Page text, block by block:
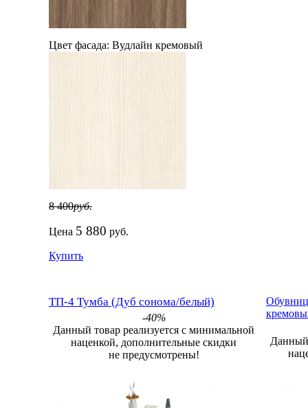
Цвет фасада: Вудлайн кремовый
8 400руб.
Цена 5 880 руб.
Купить
ТП-4 Тумба (Дуб сонома/белый)
-40%
Данный товар реализуется с минимальной
наценкой, дополнительные скидки
не предусмотрены!
Данный